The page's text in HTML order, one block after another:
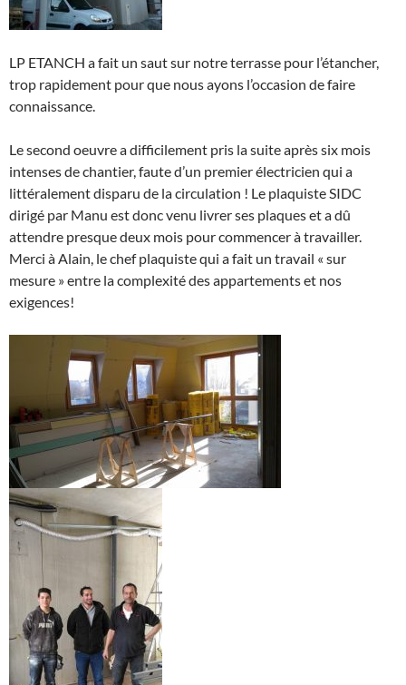
LP ETANCH a fait un saut sur notre terrasse pour l’étancher,
trop rapidement pour que nous ayons l’occasion de faire
connaissance.
Le second oeuvre a difficilement pris la suite après six mois
intenses de chantier, faute d’un premier électricien qui a
littéralement disparu de la circulation ! Le plaquiste SIDC
dirigé par Manu est donc venu livrer ses plaques et a dû
attendre presque deux mois pour commencer à travailler.
Merci à Alain, le chef plaquiste qui a fait un travail « sur
mesure » entre la complexité des appartements et nos
exigences!